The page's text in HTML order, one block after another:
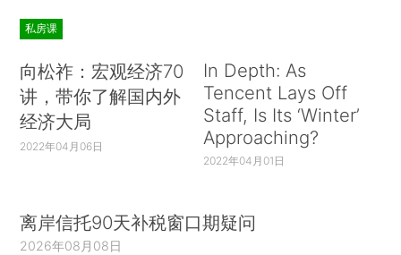
私房课
向松祚：宏观经济70
讲，带你了解国内外
经济大局
2022年04月06日
In Depth: As
Tencent Lays Off
Staff, Is Its ‘Winter’
Approaching?
2022年04月01日
离岸信托90天补税窗口期疑问
2026年08月08日